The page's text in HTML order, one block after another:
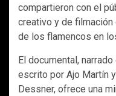
compartieron con el
creativo y de filmación
de los flamencos en
El documental,
escrito por Ajo Martín
Dessner, ofrece una